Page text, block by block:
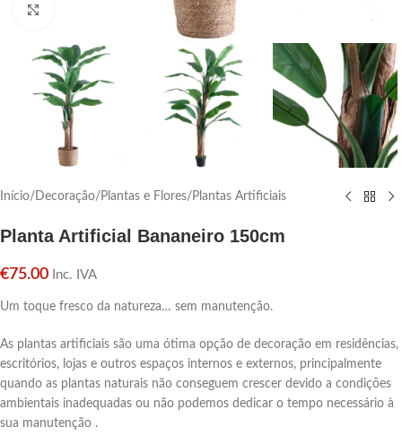
Início/ Decoração/ Plantas e Flores/ Plantas Artificiais
Planta Artificial Bananeiro 150cm
€75.00 Inc. IVA
Um toque fresco da natureza… sem manutenção.
As plantas artificiais são uma ótima opção de decoração em residências,
escritórios, lojas e outros espaços internos e externos, principalmente
quando as plantas naturais não conseguem crescer devido a condições
ambientais inadequadas ou não podemos dedicar o tempo necessário à
sua manutenção .